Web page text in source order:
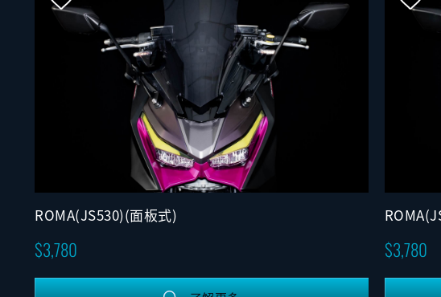
ROMA(JS530)(面板式)
3,780 3,780